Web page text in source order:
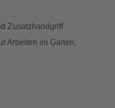
Zusatzhandgriff
Arbeiten im Garten,